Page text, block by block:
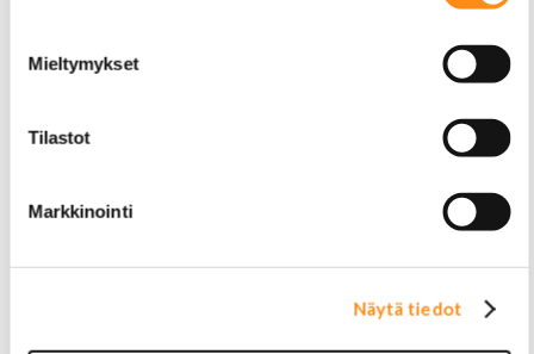
Mieltymykset
Tilastot
Markkinointi
Näytä tiedot
Vakionopeudensäätimen osat